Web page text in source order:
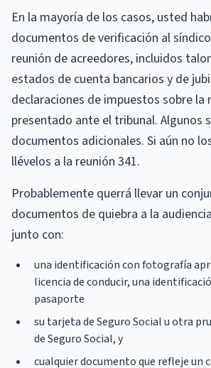
En la mayoría de los casos, usted
documentos de verificación al
reunión de acreedores, incluidos
estados de cuenta bancarios y de
declaraciones de impuestos sobre la
presentado ante el tribunal. Algunos
documentos adicionales. Si aún no
llévelos a la reunión 341.
Probablemente querrá llevar un
documentos de quiebra a la
junto con:
una identificación con fotografía
licencia de conducir, una
pasaporte
su tarjeta de Seguro Social u otra
de Seguro Social, y
cualquier documento que refleje un